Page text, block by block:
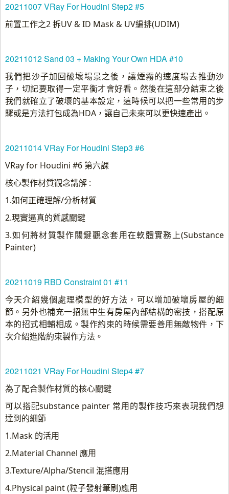
20211007 VRay For Houdini Step2 #5
前置工作之2 拆UV & ID Mask & UV編排(UDIM)
20211012 Sand 03 + Making Your Own HDA #10
我們把沙子加回破壞場景之後，讓煙霧的速度場去推動沙
子，切記要取得一定平衡才會好看。然後在這部分結束之後
我們就確立了破壞的基本設定，這時候可以把一些常用的步
驟或是方法打包成為HDA，讓自己未來可以更快速產出。
20211014 VRay For Houdini Step3 #6
VRay for Houdini #6 第六課
核心製作材質觀念講解 :
1.如何正確理解/分析材質
2.現實逼真的質感關鍵
3.如何將材質製作關鍵觀念套用在軟體實務上(Substance
Painter)
20211019 RBD Constraint 01 #11
今天介紹幾個處理模型的好方法，可以增加破壞房屋的細
節。另外也補充一招無中生有房屋內部結構的密技，搭配原
本的招式相輔相成。製作約束的時候需要善用無敵物件，下
次介紹進階約束製作方法。
20211021 VRay For Houdini Step4 #7
為了配合製作材質的核心關鍵
可以搭配substance painter 常用的製作技巧來表現我們想
達到的細節
1.Mask 的活用
2.Material Channel 應用
3.Texture/Alpha/Stencil 混搭應用
4.Physical paint (粒子發射筆刷)應用